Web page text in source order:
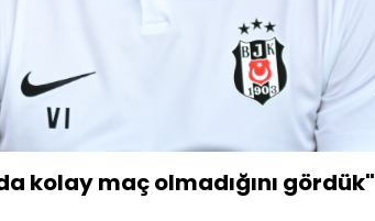
kolay maç olmadığını gördük"